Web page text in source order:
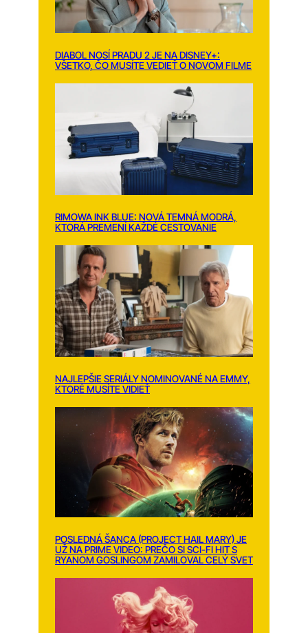
DIABOL NOSÍ PRADU 2 JE NA DISNEY+:
VŠETKO, ČO MUSÍTE VEDIEŤ O NOVOM FILME
RIMOWA INK BLUE: NOVÁ TEMNÁ MODRÁ,
KTORÁ PREMENÍ KAŽDÉ CESTOVANIE
NAJLEPŠIE SERIÁLY NOMINOVANÉ NA EMMY,
KTORÉ MUSÍTE VIDIEŤ
POSLEDNÁ ŠANCA (PROJECT HAIL MARY) JE
UŽ NA PRIME VIDEO: PREČO SI SCI-FI HIT S
RYANOM GOSLINGOM ZAMILOVAL CELÝ SVET